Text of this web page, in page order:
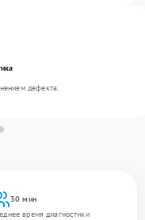
30 мин
время диагностики
дефекта.